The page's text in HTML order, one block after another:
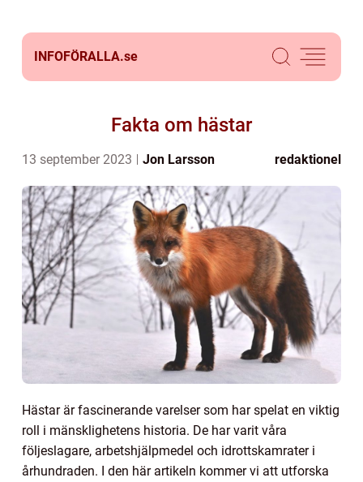
INFOFÖRALLA.se
Fakta om hästar
13 september 2023 Jon Larsson redaktionel
Hästar är fascinerande varelser som har spelat en viktig
roll i mänsklighetens historia. De har varit våra
följeslagare, arbetshjälpmedel och idrottskamrater i
århundraden. I den här artikeln kommer vi att utforska